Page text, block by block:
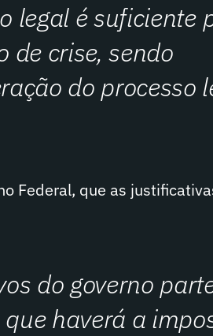
legal é suficiente
de crise, sendo
do processo
Federal, que as
do governo
haverá a